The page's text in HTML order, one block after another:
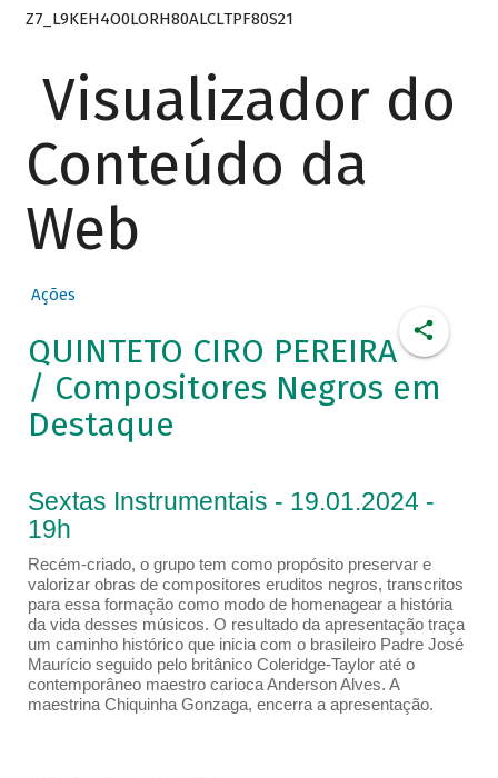
Z7_L9KEH4O0LORH80ALCLTPF80S21
Visualizador do
Conteúdo da
Web
Ações
QUINTETO CIRO PEREIRA
/ Compositores Negros em
Destaque
Sextas Instrumentais - 19.01.2024 -
19h
Recém-criado, o grupo tem como propósito preservar e
valorizar obras de compositores eruditos negros, transcritos
para essa formação como modo de homenagear a história
da vida desses músicos. O resultado da apresentação traça
um caminho histórico que inicia com o brasileiro Padre José
Maurício seguido pelo britânico Coleridge-Taylor até o
contemporâneo maestro carioca Anderson Alves. A
maestrina Chiquinha Gonzaga, encerra a apresentação.